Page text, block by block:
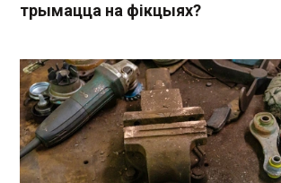
трымацца на фікцыях?